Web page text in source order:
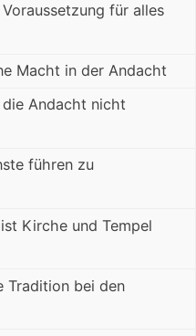
für alles
Macht in der Andacht
die Andacht nicht
führen zu
Kirche und Tempel
Tradition bei den